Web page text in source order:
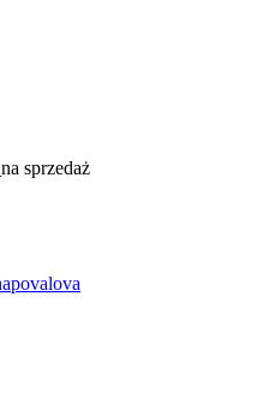
na sprzedaż